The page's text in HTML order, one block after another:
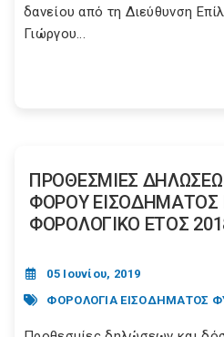
δανείου από τη Διεύθυνση
Γιώργου...
ΠΡΟΘΕΣΜΙΕΣ
ΦΟΡΟΥ ΕΙΣΟΔΗΜΑΤΟΣ
ΦΟΡΟΛΟΓΙΚΟ ΕΤΟΣ
05 Ιουνίου, 2019
ΦΟΡΟΛΟΓΙΑ ΕΙΣΟΔΗΜΑΤΟΣ